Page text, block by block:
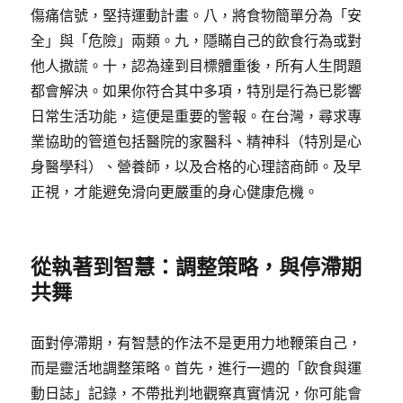
傷痛信號，堅持運動計畫。八，將食物簡單分為「安
全」與「危險」兩類。九，隱瞞自己的飲食行為或對
他人撒謊。十，認為達到目標體重後，所有人生問題
都會解決。如果你符合其中多項，特別是行為已影響
日常生活功能，這便是重要的警報。在台灣，尋求專
業協助的管道包括醫院的家醫科、精神科（特別是心
身醫學科）、營養師，以及合格的心理諮商師。及早
正視，才能避免滑向更嚴重的身心健康危機。
從執著到智慧：調整策略，與停滯期
共舞
面對停滯期，有智慧的作法不是更用力地鞭策自己，
而是靈活地調整策略。首先，進行一週的「飲食與運
動日誌」記錄，不帶批判地觀察真實情況，你可能會